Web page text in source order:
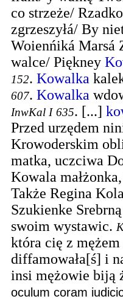
co strzeże/
zgrzeszyłá/ By
Woienńiká Marsá
walce/ Piękney
152. Kowalka
607. Kowalka
InwKal I 635. [...]
Przed urzędem
Krowoderskim
matka, uczciwa
Kowala
Także Regina
Szukienke
swoim wystawic.
która cię z mężem
diffamowała[ś] i
insi mężowie biją
oculum coram